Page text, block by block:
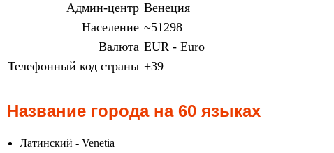
Админ-центр Венеция
Население ~51298
Валюта EUR - Euro
Телефонный код страны +39
Название города на 60 языках
Латинский - Venetia